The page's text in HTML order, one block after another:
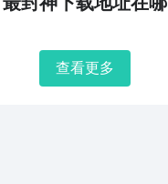
查看更多